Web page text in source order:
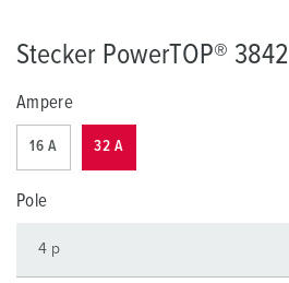
Stecker PowerTOP® 3842
Ampere
16 A 32 A
Pole